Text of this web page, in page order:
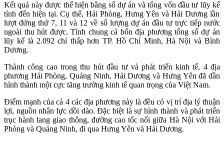
Kết quả này được thể hiện bằng số dự án và tổng vốn đầu tư lũy kế
tính đến hiện tại. Cụ thể, Hải Phòng, Hưng Yên và Hải Dương lần
lượt đứng thứ 7, 11 và 12 về số lượng dự án đầu tư trực tiếp nước
ngoài thu hút được. Tính chung cả bốn địa phương tổng số dự án
lũy kế là 2.092 chỉ thấp hơn TP. Hồ Chí Minh, Hà Nội và Bình
Dương.
Thành công cao trong thu hút đầu tư và phát triển kinh tế, 4 địa
phương Hải Phòng, Quảng Ninh, Hải Dương và Hưng Yên đã dần
hình thành một cực tăng trưởng kinh tế quan trọng của Việt Nam.
Điểm mạnh của cả 4 các địa phương này là đều có vị trí địa lý thuận
lợi, nguồn nhân lực dồi dào. Đặc biệt là sự hình thành và phát triển
trục hành lang giao thông, đường cao tốc nối giữa Hà Nội với Hải
Phòng và Quảng Ninh, đi qua Hưng Yên và Hải Dương.